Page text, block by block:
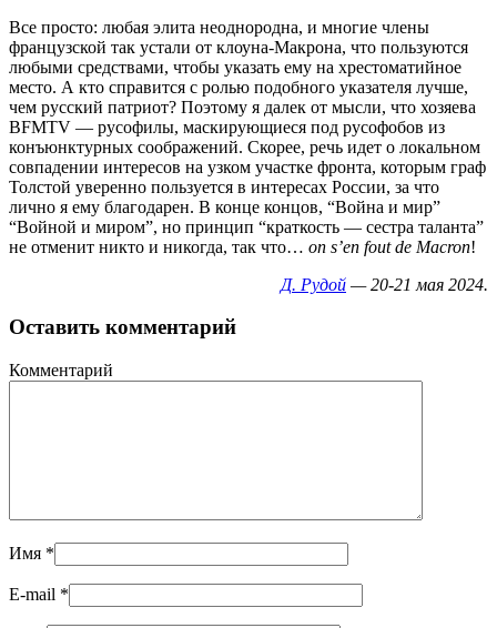
Все просто: любая элита неоднородна, и многие члены
французской так устали от клоуна-Макрона, что пользуются
любыми средствами, чтобы указать ему на хрестоматийное
место. А кто справится с ролью подобного указателя лучше,
чем русский патриот? Поэтому я далек от мысли, что хозяева
BFMTV — русофилы, маскирующиеся под русофобов из
конъюнктурных соображений. Скорее, речь идет о локальном
совпадении интересов на узком участке фронта, которым граф
Толстой уверенно пользуется в интересах России, за что
лично я ему благодарен. В конце концов, “Война и мир”
“Войной и миром”, но принцип “краткость — сестра таланта”
не отменит никто и никогда, так что… on s’en fout de Macron!
Д. Рудой — 20-21 мая 2024.
Оставить комментарий
Комментарий
Имя *
E-mail *